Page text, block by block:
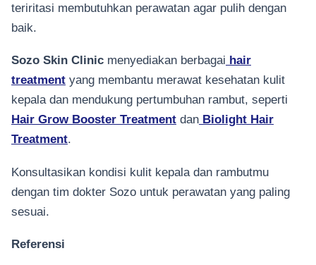
teriritasi membutuhkan perawatan agar pulih dengan
baik.
Sozo Skin Clinic menyediakan berbagai hair
treatment yang membantu merawat kesehatan kulit
kepala dan mendukung pertumbuhan rambut, seperti
Hair Grow Booster Treatment dan Biolight Hair
Treatment.
Konsultasikan kondisi kulit kepala dan rambutmu
dengan tim dokter Sozo untuk perawatan yang paling
sesuai.
Referensi